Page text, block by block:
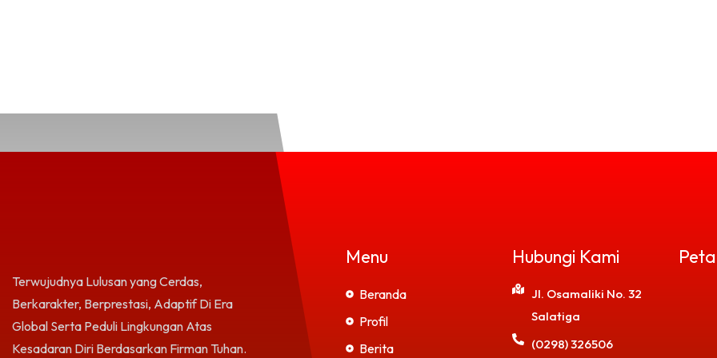
Terwujudnya Lulusan yang Cerdas,
Berkarakter, Berprestasi, Adaptif Di Era
Global Serta Peduli Lingkungan Atas
Kesadaran Diri Berdasarkan Firman Tuhan.
Menu
Beranda
Profil
Berita
Hubungi Kami
Jl. Osamaliki No. 32
Salatiga
(0298) 326506